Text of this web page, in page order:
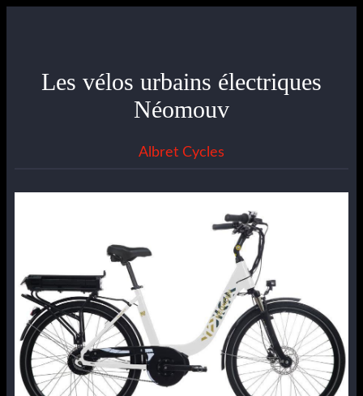
Les vélos urbains électriques
Néomouv
Albret Cycles